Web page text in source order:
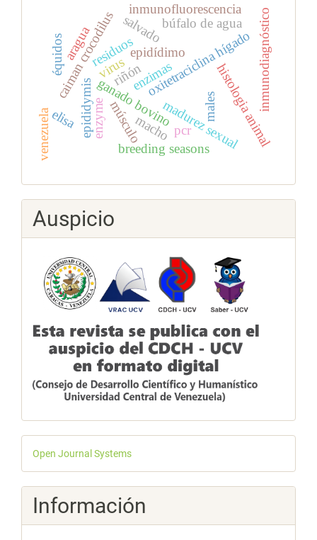
ganado bovino
oxitetraciclina hígado
músculo
riñón
residuos
histologia animal
caiman crocodilus epidídimo
machomadurez sexual
epididymis
breeding seasons
males
enzimas
salvado
aragua
enzyme
búfalo de agua
elisa
inmunofluorescencia inmunodiagnóstico
venezuela
virus
équidos
pcr
Auspicio
Desarrollado
por
Open Journal Systems
Información